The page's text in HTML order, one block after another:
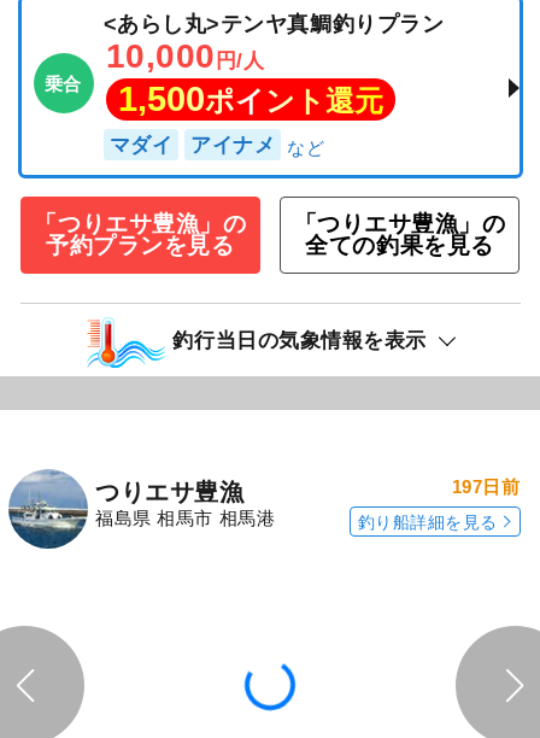
１月２３（金）横田船長、中乗りさんと漁に行
ったの巻 休憩もままならないくらい釣れたよう
です。 クーラー全て満タン。早上がり マダラ７
５～８５cm（1８～２６匹） ※タラ釣り募集し
ています※ １月は２９日・３１日ジギングです
がエサの方も相談下さい！ 定員１２名 ジギン
グ・エサ釣り 座席は釣り方で調整します。 ジグ
の重さ２００ｇ前後 PE２号程度 リーダー３０l
b程度 エサ釣り鉛は１００号 料金１３，０００
遠征込（現金のみ） 出船４：００予定
<あらし丸>テンヤ真鯛釣りプラン
10,000
「つりエサ豊漁」の
予約プランを見る
「つりエサ豊漁」の
全ての釣果を見る